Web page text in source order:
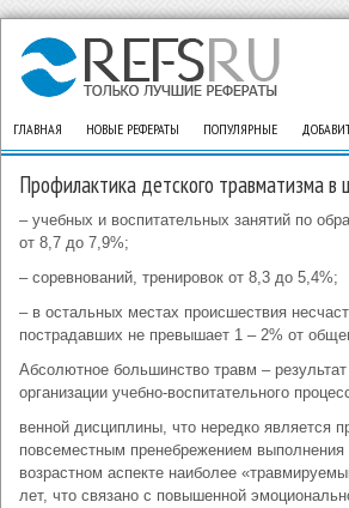
ГЛАВНАЯ НОВЫЕ РЕФЕРАТЫ ПОПУЛЯРНЫЕ
Профилактика детского травматизма в
– учебных и воспитательных занятий по
от 8,7 до 7,9%;
– соревнований, тренировок от 8,3 до 5,4%;
– в остальных местах происшествия
пострадавших не превышает 1 – 2% от
Абсолютное большинство травм –
организации учебно-воспитательного
венной дисциплины, что нередко является
повсеместным пренебрежением
возрастном аспекте наиболее
лет, что связано с повышенной